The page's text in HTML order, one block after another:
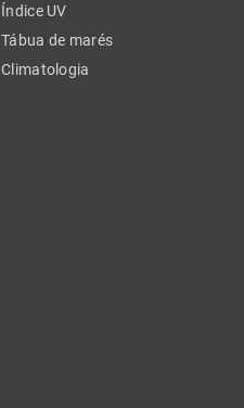
Índice UV
Tábua de marés
Climatologia